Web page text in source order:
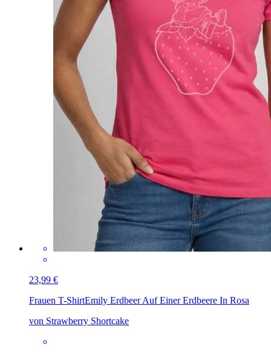
23,99 €
Frauen T-ShirtEmily Erdbeer Auf Einer Erdbeere In Rosa
von Strawberry Shortcake